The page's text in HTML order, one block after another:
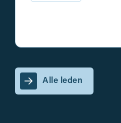
Alle leden